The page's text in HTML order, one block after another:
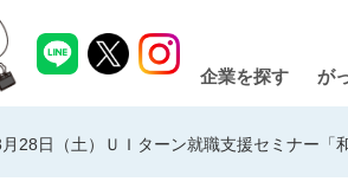
企業を探す が
28日（土）ＵＩターン就職支援セミナー「